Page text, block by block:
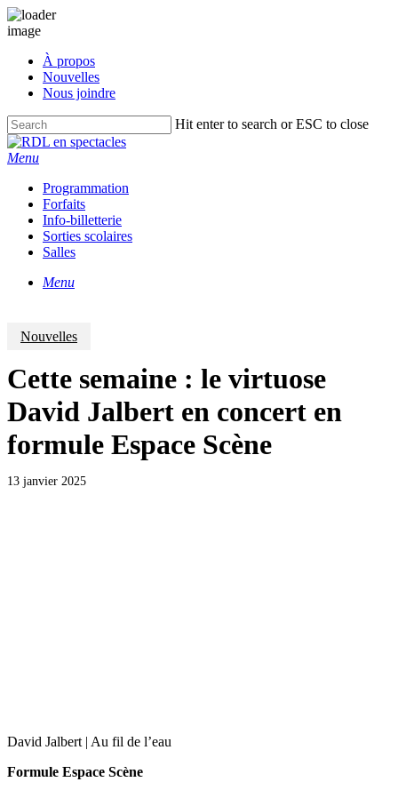
main
content
À propos
Nouvelles
Nous joindre
Hit enter to search or ESC to close
Close
Search
Menu
Programmation
Forfaits
Info-billetterie
Sorties scolaires
Salles
Menu
Nouvelles
Cette semaine : le virtuose
David Jalbert en concert en
formule Espace Scène
13 janvier 2025
David Jalbert | Au fil de l’eau
Formule Espace Scène